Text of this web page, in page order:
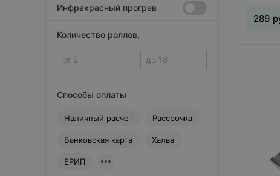
N
O
P
Paul Younane
Инфракрасный прогрев
Количество роллов,
Способы оплаты
Наличный расчет Рассрочка
Банковская карта Халва
ЕРИП
289